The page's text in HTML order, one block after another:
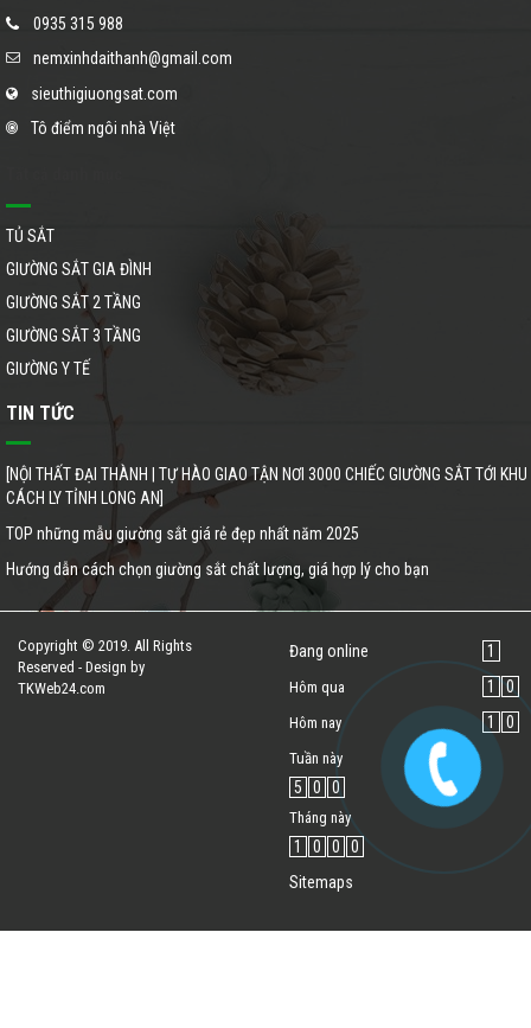
0935 315 988
nemxinhdaithanh@gmail.com
sieuthigiuongsat.com
Tô điểm ngôi nhà Việt
TỦ SẮT
GIƯỜNG SẮT GIA ĐÌNH
GIƯỜNG SẮT 2 TẦNG
GIƯỜNG SẮT 3 TẦNG
GIƯỜNG Y TẾ
TIN TỨC
[NỘI THẤT ĐẠI THÀNH | TỰ HÀO GIAO TẬN NƠI 3000 CHIẾC GIƯỜNG SẮT TỚI KHU
CÁCH LY TỈNH LONG AN]
TOP những mẫu giường sắt giá rẻ đẹp nhất năm 2025
Hướng dẫn cách chọn giường sắt chất lượng, giá hợp lý cho bạn
Copyright © 2019. All Rights
Reserved - Design by
TKWeb24.com
Đang online 1
Hôm qua 1 0
Hôm nay 1 0
Tuần này
5 0 0
Tháng này
1 0 0
0
Sitemaps